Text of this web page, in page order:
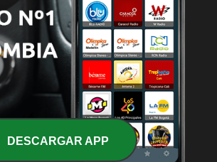
Dj
Programa de Música
Ranchera con Lalo Catalán
DESCARGAR APP